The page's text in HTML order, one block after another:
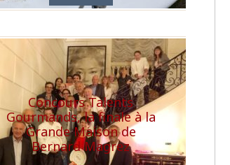
Concours Talents
Gourmands, la finale à la
Grande Maison de
Bernard Magrez